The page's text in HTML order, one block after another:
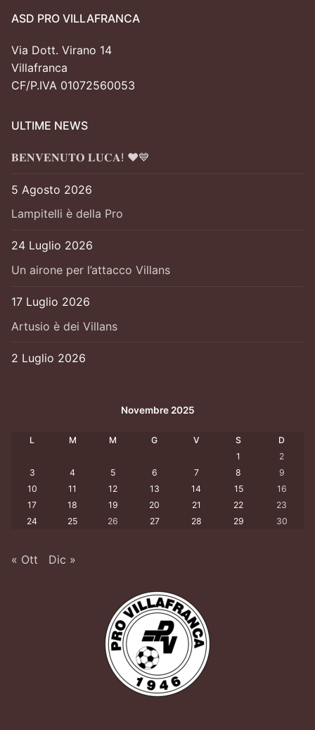
ASD PRO VILLAFRANCA
Via Dott. Virano 14
Villafranca
CF/P.IVA 01072560053
ULTIME NEWS
𝐁𝐄𝐍𝐕𝐄𝐍𝐔𝐓𝐎 𝐋𝐔𝐂𝐀! ❤️💙
5 Agosto 2026
Lampitelli è della Pro
24 Luglio 2026
Un airone per l’attacco Villans
17 Luglio 2026
Artusio è dei Villans
2 Luglio 2026
Novembre 2025
L M M G V S
D
1
2
3
4 5 6 7 8
9
10
11 12 13 14 15
16
17
18 19 20 21 22
23
24
25 26 27 28 29 30
« Ott Dic »